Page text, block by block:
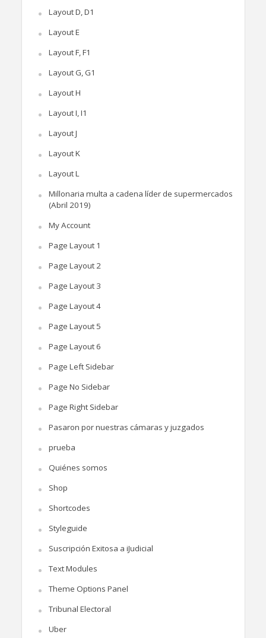
Layout D, D1
Layout E
Layout F, F1
Layout G, G1
Layout H
Layout I, I1
Layout J
Layout K
Layout L
Millonaria multa a cadena líder de supermercados
(Abril 2019)
My Account
Page Layout 1
Page Layout 2
Page Layout 3
Page Layout 4
Page Layout 5
Page Layout 6
Page Left Sidebar
Page No Sidebar
Page Right Sidebar
Pasaron por nuestras cámaras y juzgados
prueba
Quiénes somos
Shop
Shortcodes
Styleguide
Suscripción Exitosa a iJudicial
Text Modules
Theme Options Panel
Tribunal Electoral
Uber